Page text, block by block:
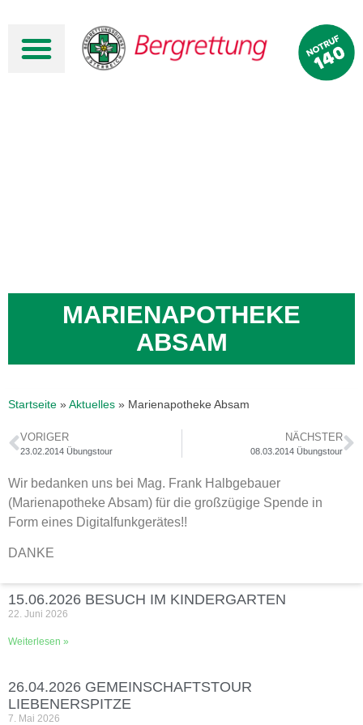
MARIENAPOTHEKE
ABSAM
Startseite » Aktuelles » Marienapotheke Absam
VORIGER
23.02.2014 Übungstour
NÄCHSTER
08.03.2014 Übungstour
Wir bedanken uns bei Mag. Frank Halbgebauer
(Marienapotheke Absam) für die großzügige Spende in
Form eines Digitalfunkgerätes!!
DANKE
15.06.2026 BESUCH IM KINDERGARTEN
22. Juni 2026
Weiterlesen »
26.04.2026 GEMEINSCHAFTSTOUR
LIEBENERSPITZE
7. Mai 2026